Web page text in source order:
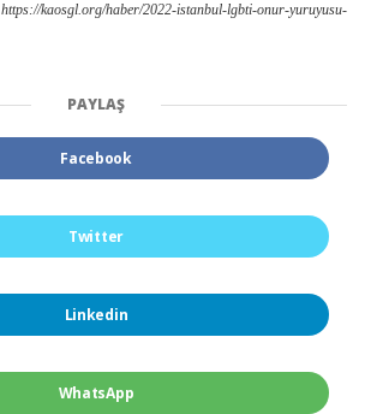
https://kaosgl.org/haber/2022-istanbul-lgbti-onur-yuruyusu-
PAYLAŞ
Facebook
Twitter
Linkedin
WhatsApp